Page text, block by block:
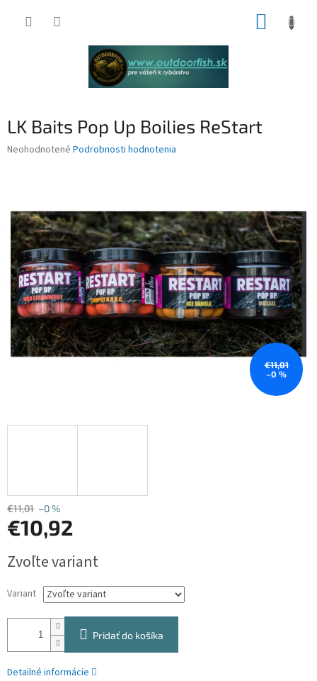
LK Baits Pop Up Boilies ReStart
Priemerné
z
hviezdičiek.
Neohodnotené Podrobnosti hodnotenia
€11,01
–0 %
€11,01 –0 %
€10,92
cena:
Zvoľte variant
Variant
Pridať do košíka
Detailné informácie